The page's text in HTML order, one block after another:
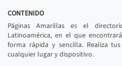
CONTENIDO
Páginas Amarillas es el
Latinoamérica, en el que
forma rápida y sencilla. Realiza
cualquier lugar y dispositivo.